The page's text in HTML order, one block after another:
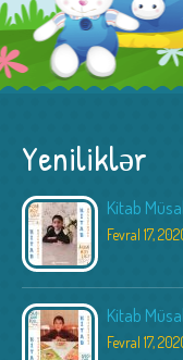
Yeniliklər
Kitab
Fevral 17,
Kitab
Fevral 17,